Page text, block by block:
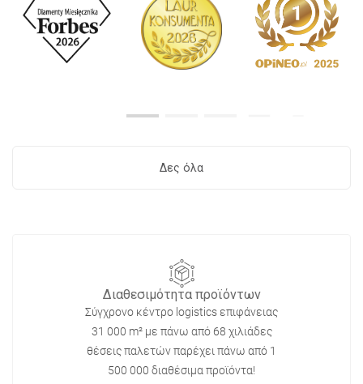
Δες όλα
Διαθεσιμότητα προϊόντων
Σύγχρονο κέντρο logistics επιφάνειας
31 000 m² με πάνω από 68 χιλιάδες
θέσεις παλετών παρέχει πάνω από 1
500 000 διαθέσιμα προϊόντα!